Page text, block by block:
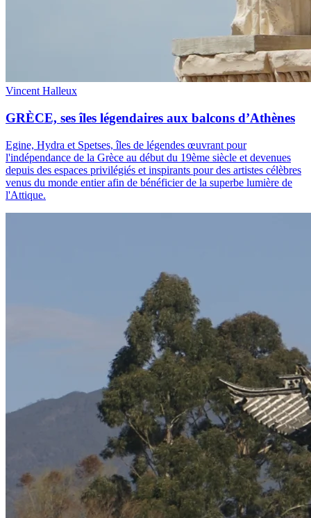
Vincent Halleux
GRÈCE, ses îles légendaires aux balcons d’Athènes
Egine, Hydra et Spetses, îles de légendes œuvrant pour
l'indépendance de la Grèce au début du 19ème siècle et devenues
depuis des espaces privilégiés et inspirants pour des artistes célèbres
venus du monde entier afin de bénéficier de la superbe lumière de
l'Attique.